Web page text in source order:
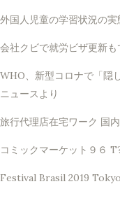
外国人児童の学習状況の
会社クビで就労ビザ更新
WHO、新型コロナで「隠
ニュースより
旅行代理店在宅ワーク 国
コミックマーケット９６
Festival Brasil 2019 Tokyo